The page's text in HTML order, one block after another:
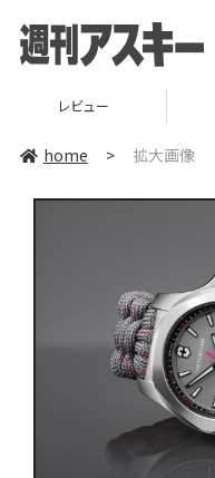
レビュー
home > 拡大画像